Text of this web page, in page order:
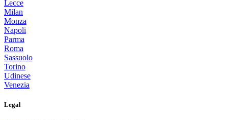
Lecce
Milan
Monza
Napoli
Parma
Roma
Sassuolo
Torino
Udinese
Venezia
Legal